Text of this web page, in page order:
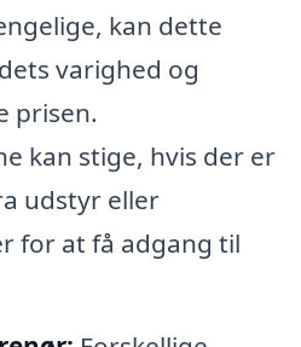
kan dette
varighed og
prisen.
kan stige, hvis der er
udstyr eller
for at få adgang til